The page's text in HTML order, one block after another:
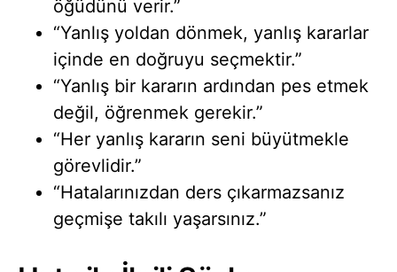
öğüdünü verir.”
“Yanlış yoldan dönmek, yanlış kararlar
içinde en doğruyu seçmektir.”
“Yanlış bir kararın ardından pes etmek
değil, öğrenmek gerekir.”
“Her yanlış kararın seni büyütmekle
görevlidir.”
“Hatalarınızdan ders çıkarmazsanız
geçmişe takılı yaşarsınız.”